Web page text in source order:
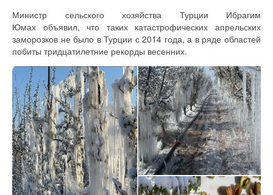
Министр сельского хозяйства Турции Ибрагим
Юмах объявил, что таких катастрофических апрельских
заморозков не было в Турции с 2014 года, а в ряде областей
побиты тридцатилетние рекорды весенних.